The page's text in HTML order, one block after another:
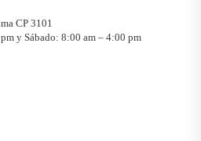
CP 3101
y Sábado: 8:00 am – 4:00 pm